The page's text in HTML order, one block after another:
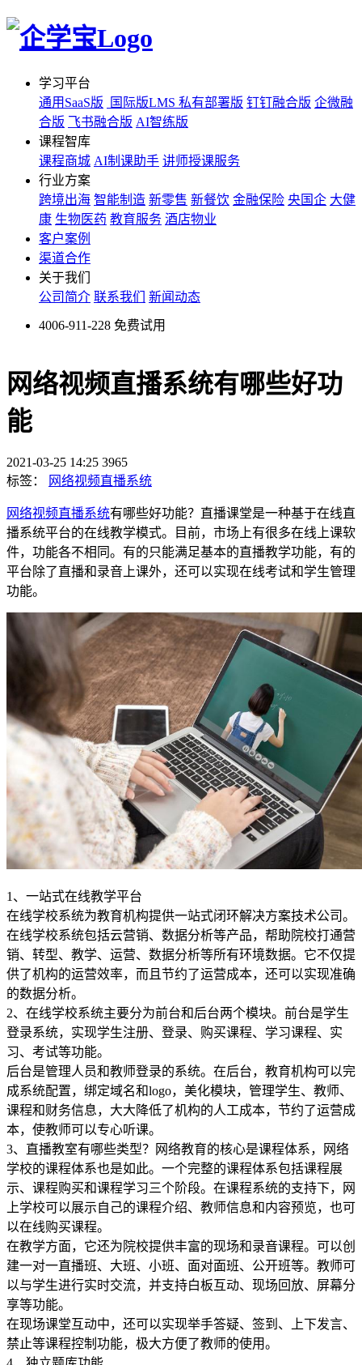
学习平台
通用SaaS版
国际版LMS 私有部署版 钉钉融合版 企微融
合版 飞书融合版 AI智练版
课程智库
课程商城 AI制课助手 讲师授课服务
行业方案
跨境出海 智能制造 新零售 新餐饮 金融保险 央国企 大健
康 生物医药 教育服务 酒店物业
客户案例
渠道合作
关于我们
公司简介 联系我们 新闻动态
4006-911-228 免费试用
网络视频直播系统有哪些好功
能
2021-03-25 14:25 3965
标签：
网络视频直播系统
网络视频直播系统有哪些好功能？直播课堂是一种基于在线直
播系统平台的在线教学模式。目前，市场上有很多在线上课软
件，功能各不相同。有的只能满足基本的直播教学功能，有的
平台除了直播和录音上课外，还可以实现在线考试和学生管理
功能。
1、一站式在线教学平台
在线学校系统为教育机构提供一站式闭环解决方案技术公司。
在线学校系统包括云营销、数据分析等产品，帮助院校打通营
销、转型、教学、运营、数据分析等所有环境数据。它不仅提
供了机构的运营效率，而且节约了运营成本，还可以实现准确
的数据分析。
2、在线学校系统主要分为前台和后台两个模块。前台是学生
登录系统，实现学生注册、登录、购买课程、学习课程、实
习、考试等功能。
后台是管理人员和教师登录的系统。在后台，教育机构可以完
成系统配置，绑定域名和logo，美化模块，管理学生、教师、
课程和财务信息，大大降低了机构的人工成本，节约了运营成
本，使教师可以专心听课。
3、直播教室有哪些类型？网络教育的核心是课程体系，网络
学校的课程体系也是如此。一个完整的课程体系包括课程展
示、课程购买和课程学习三个阶段。在课程系统的支持下，网
上学校可以展示自己的课程介绍、教师信息和内容预览，也可
以在线购买课程。
在教学方面，它还为院校提供丰富的现场和录音课程。可以创
建一对一直播班、大班、小班、面对面班、公开班等。教师可
以与学生进行实时交流，并支持白板互动、现场回放、屏幕分
享等功能。
在现场课堂互动中，还可以实现举手答疑、签到、上下发言、
禁止等课程控制功能，极大方便了教师的使用。